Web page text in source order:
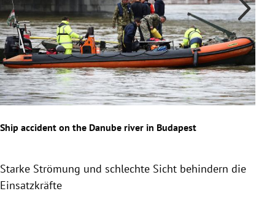
Ship accident on the Danube river in Budapest
Starke Strömung und schlechte Sicht behindern die
Einsatzkräfte